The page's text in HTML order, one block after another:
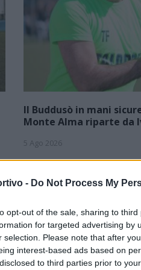
- Do Not Process My
opt-out of the sale, sharing to
for targeted advertising by
selection. Please note that after
interest-based ads based on
to third parties prior to
Il Buddusò in mani
Monte Alma riparte da
5 Ago 2026
Con l'apertura dei
squadre di Promozione girone
Colpo
anche
con
5 Ago 2026